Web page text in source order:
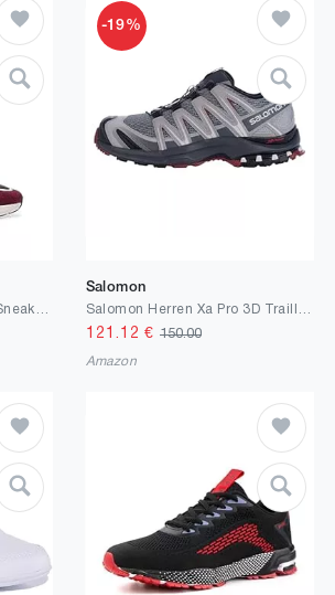
-19%
Salomon
121.12 € 150.00
Amazon